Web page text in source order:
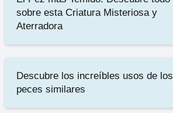
sobre esta Criatura Misteriosa y
Aterradora
Descubre los increíbles usos de los
peces similares